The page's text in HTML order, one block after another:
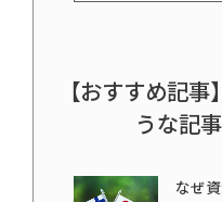
【おすすめ記
うな記
なぜ